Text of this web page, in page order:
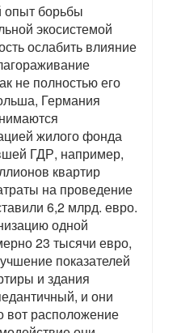
опыт борьбы
экосистемой
ослабить влияние
не полностью его
Германия
жилого фонда
ГДР, например,
квартир
на проведение
6,2 млрд. евро.
одной
23 тысячи евро,
показателей
и здания
и они
вот расположение